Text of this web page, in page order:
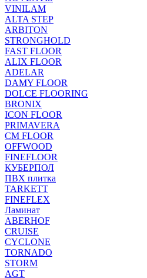
VINILAM
ALTA STEP
ARBITON
STRONGHOLD
FAST FLOOR
ALIX FLOOR
ADELAR
DAMY FLOOR
DOLCE FLOORING
BRONIX
ICON FLOOR
PRIMAVERA
CM FLOOR
OFFWOOD
FINEFLOOR
КУБЕРПОЛ
ПВХ плитка
TARKETT
FINEFLEX
Ламинат
ABERHOF
CRUISE
CYCLONE
TORNADO
STORM
AGT